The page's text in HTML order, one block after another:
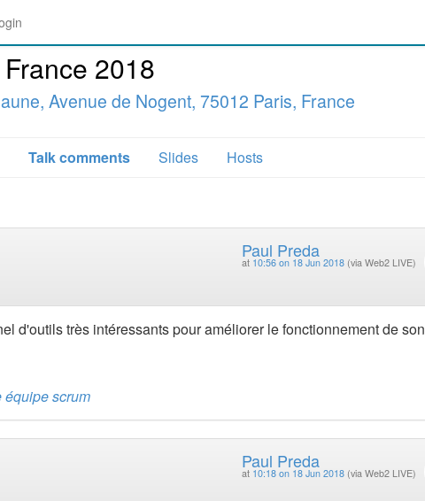
2018
Avenue de Nogent, 75012 Paris, France
Talk comments Slides Hosts
Paul Preda
at 10:56 on 18 Jun 2018 (via Web2 LIVE)
d'outils très intéressants pour améliorer le fonctionnement de son
équipe scrum
Paul Preda
at 10:18 on 18 Jun 2018 (via Web2 LIVE)